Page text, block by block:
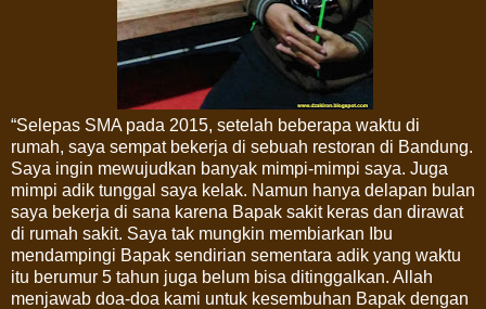
“Selepas SMA pada 2015, setelah beberapa waktu di
rumah, saya sempat bekerja di sebuah restoran di Bandung.
Saya ingin mewujudkan banyak mimpi-mimpi saya. Juga
mimpi adik tunggal saya kelak. Namun hanya delapan bulan
saya bekerja di sana karena Bapak sakit keras dan dirawat
di rumah sakit. Saya tak mungkin membiarkan Ibu
mendampingi Bapak sendirian sementara adik yang waktu
itu berumur 5 tahun juga belum bisa ditinggalkan. Allah
menjawab doa-doa kami untuk kesembuhan Bapak dengan